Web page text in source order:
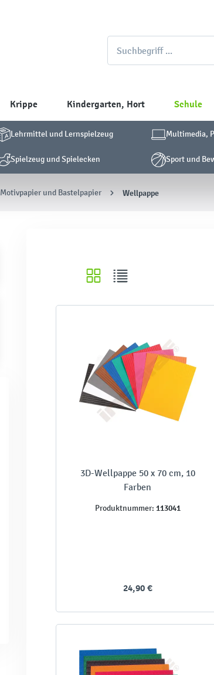
Krippe Kindergarten, Hort Schule
Lehrmittel und Lernspielzeug Multimedia,
Spielzeug und Spielecken Sport und
Motivpapier und Bastelpapier Wellpappe
3D-Wellpappe 50 x 70 cm, 10
Farben
Produktnummer: 113041
24,90 €